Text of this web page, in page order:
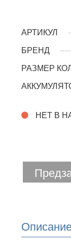
АРТИКУЛ
БРЕНД
РАЗМЕР
НЕТ В